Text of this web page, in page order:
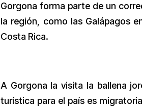
Gorgona forma parte de un
la región, como las Galápagos
Costa Rica.
A Gorgona la visita la ballena
turística para el país es